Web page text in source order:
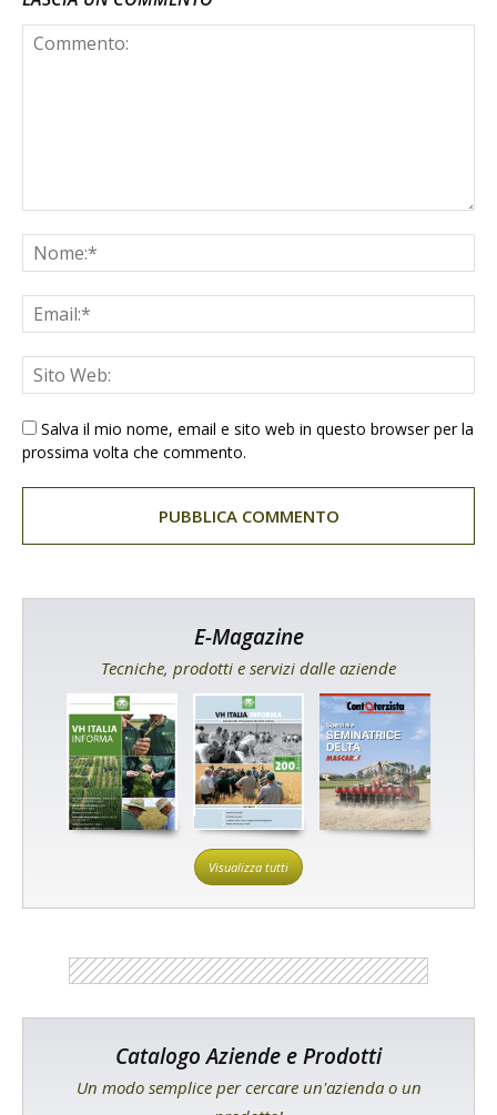
Salva il mio nome, email e sito web in questo browser per la
prossima volta che commento.
E-Magazine
Tecniche, prodotti e servizi dalle aziende
Visualizza tutti
Catalogo Aziende e Prodotti
Un modo semplice per cercare un'azienda o un